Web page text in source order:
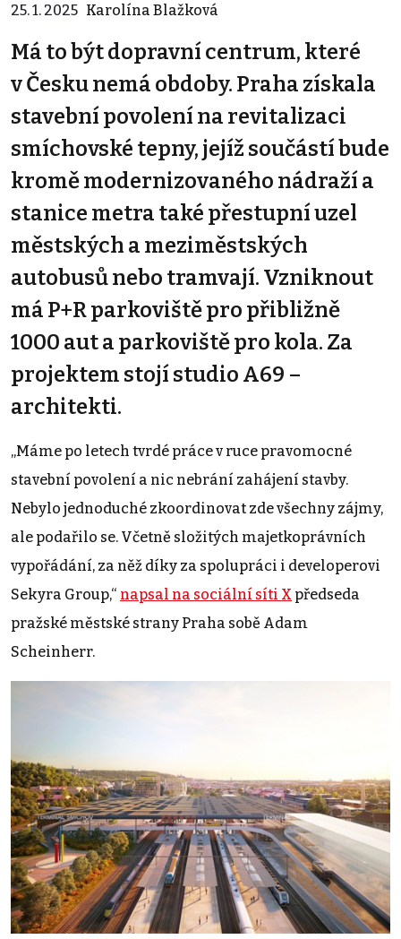
25. 1. 2025 Karolína Blažková
Má to být dopravní centrum, které
v Česku nemá obdoby. Praha získala
stavební povolení na revitalizaci
smíchovské tepny, jejíž součástí bude
kromě modernizovaného nádraží a
stanice metra také přestupní uzel
městských a meziměstských
autobusů nebo tramvají. Vzniknout
má P+R parkoviště pro přibližně
1000 aut a parkoviště pro kola. Za
projektem stojí studio A69 –
architekti.
„Máme po letech tvrdé práce v ruce pravomocné
stavební povolení a nic nebrání zahájení stavby.
Nebylo jednoduché zkoordinovat zde všechny zájmy,
ale podařilo se. Včetně složitých majetkoprávních
vypořádání, za něž díky za spolupráci i developerovi
Sekyra Group,“ napsal na sociální síti X předseda
pražské městské strany Praha sobě Adam
Scheinherr.